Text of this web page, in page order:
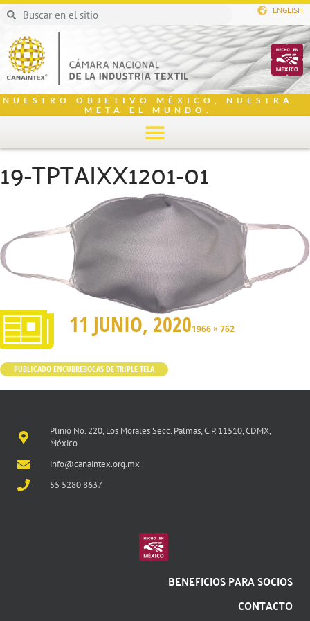
ENGLISH
NUESTRO OBJETIVO MÉXICO, NUESTRA
META EL MUNDO.
19-TPTAIXX1201-01
11 JUNIO, 20201966 × 762
PUBLICADO ENCUBREBOCAS DE TRIPLE TELA
Plinio No. 220, Los Morales Secc. Palmas, C.P. 11510, CDMX,
México
info@canaintex.org.mx
55 5280 8637
BENEFICIOS PARA SOCIOS
CONTACTO